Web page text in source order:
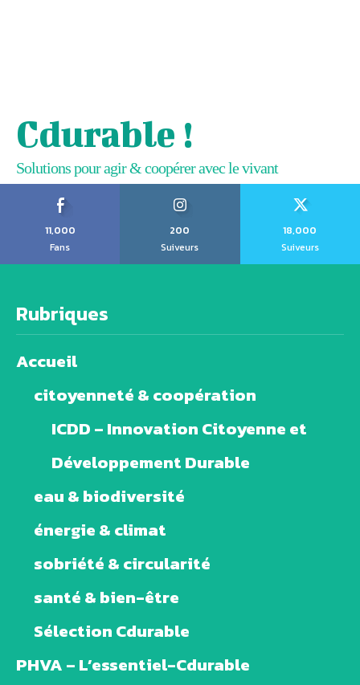
Cdurable !
Solutions pour agir & coopérer avec le vivant
11,000
Fans
200
Suiveurs
18,000
Suiveurs
Rubriques
Accueil
citoyenneté & coopération
ICDD – Innovation Citoyenne et
Développement Durable
eau & biodiversité
énergie & climat
sobriété & circularité
santé & bien-être
Sélection Cdurable
PHVA – L’essentiel-Cdurable